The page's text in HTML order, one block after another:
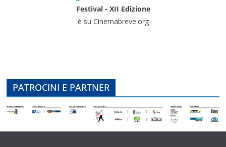
Festival - XII Edizione
è su Cinemabreve.org
PATROCINI E PARTNER